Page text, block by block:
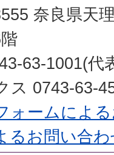
奈良県天
63-1001(代
ス 0743-63-
ォームによ
るお問い合